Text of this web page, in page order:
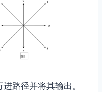
路径并将其输出。